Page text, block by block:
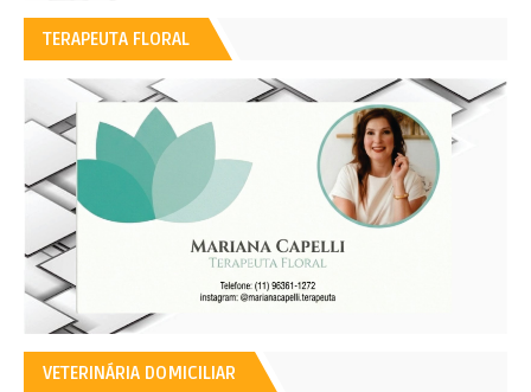
TERAPEUTA FLORAL
VETERINÁRIA DOMICILIAR